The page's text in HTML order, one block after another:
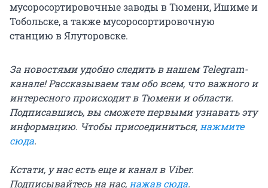
мусоросортировочные заводы в Тюмени, Ишиме и
Тобольске, а также мусоросортировочную
станцию в Ялуторовске.
За новостями удобно следить в нашем Telegram-
канале! Рассказываем там обо всем, что важного и
интересного происходит в Тюмени и области.
Подписавшись, вы сможете первыми узнавать эту
информацию. Чтобы присоединиться,нажмите
сюда.
Кстати, у нас есть еще и канал в Viber.
Подписывайтесь на нас,нажав сюда.